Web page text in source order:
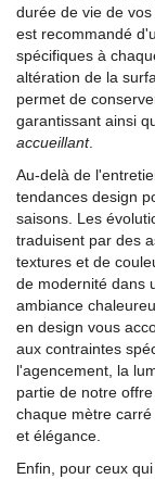
durée de vie de
est recommandé
spécifiques à
altération de la
permet de
garantissant ainsi
accueillant.
Au-delà de
tendances design
saisons. Les
traduisent par des
textures et de
de modernité dans
ambiance
en design vous
aux contraintes
l'agencement, la
partie de notre
chaque mètre
et élégance.
Enfin, pour ceux